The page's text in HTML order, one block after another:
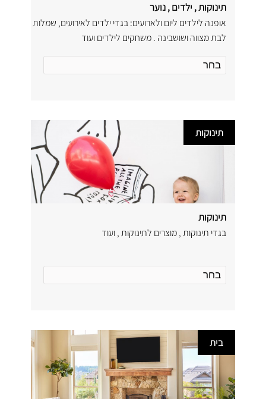
תינוקות , ילדים , נוער
אופנה לילדים ליום ולארועים: בגדי ילדים לאירועים, שמלות
לבת מצווה ושושבינה . משחקים לילדים ועוד
תינוקות
תינוקות
בגדי תינוקות , מוצרים לתינוקות , ועוד
בית